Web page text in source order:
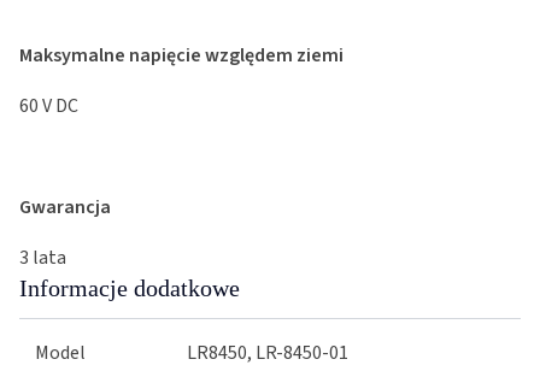
Maksymalne napięcie względem ziemi
60 V DC
Gwarancja
3 lata
Informacje dodatkowe
Model LR8450, LR-8450-01